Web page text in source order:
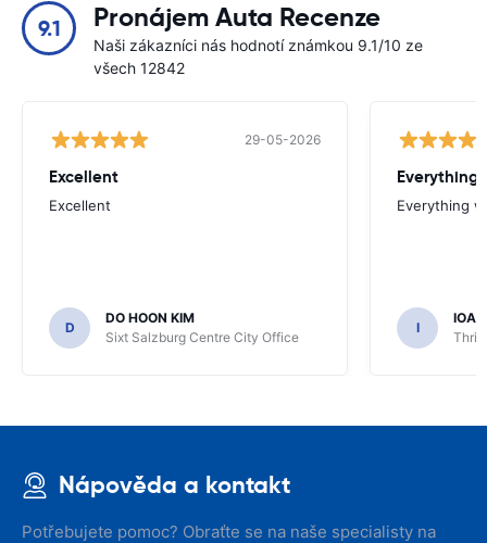
9.1 Pronájem Auta Recenze
Naši zákazníci nás hodnotí známkou 9.1/10 ze
všech 12842
29-05-2026
Excellent
Excellent
D
DO HOON KIM
Sixt Salzburg Centre City Office
Everything
Everything
I
Nápověda a kontakt
Potřebujete pomoc? Obraťte se na naše specialisty na